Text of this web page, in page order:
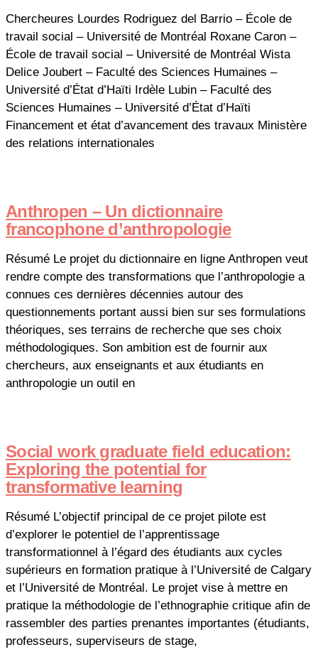
Chercheures Lourdes Rodriguez del Barrio – École de
travail social – Université de Montréal Roxane Caron –
École de travail social – Université de Montréal Wista
Delice Joubert – Faculté des Sciences Humaines –
Université d’État d’Haïti Irdèle Lubin – Faculté des
Sciences Humaines – Université d’État d’Haïti
Financement et état d’avancement des travaux Ministère
des relations internationales
Anthropen – Un dictionnaire
francophone d’anthropologie
Résumé Le projet du dictionnaire en ligne Anthropen veut
rendre compte des transformations que l’anthropologie a
connues ces dernières décennies autour des
questionnements portant aussi bien sur ses formulations
théoriques, ses terrains de recherche que ses choix
méthodologiques. Son ambition est de fournir aux
chercheurs, aux enseignants et aux étudiants en
anthropologie un outil en
Social work graduate field education:
Exploring the potential for
transformative learning
Résumé L’objectif principal de ce projet pilote est
d’explorer le potentiel de l’apprentissage
transformationnel à l’égard des étudiants aux cycles
supérieurs en formation pratique à l’Université de Calgary
et l’Université de Montréal. Le projet vise à mettre en
pratique la méthodologie de l’ethnographie critique afin de
rassembler des parties prenantes importantes (étudiants,
professeurs, superviseurs de stage,